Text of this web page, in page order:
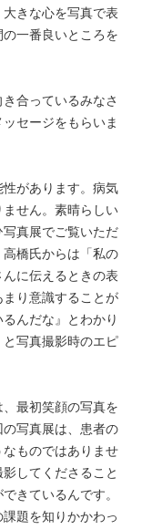
きな心を写真で表
一番良いところを
合っているみなさ
セージをもらいま
があります。病気
せん。素晴らしい
真展でご覧いただ
橋氏からは「私の
に伝えるときの表
り意識することが
んだな』とわかり
写真撮影時のエピ
最初笑顔の写真を
写真展は、患者の
ものではありませ
してくださること
きているんです。
題を知りかかわっ